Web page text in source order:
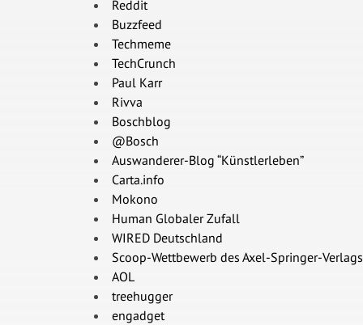
Reddit
Buzzfeed
Techmeme
TechCrunch
Paul Karr
Rivva
Boschblog
@Bosch
Auswanderer-Blog “Künstlerleben”
Carta.info
Mokono
Human Globaler Zufall
WIRED Deutschland
Scoop-Wettbewerb des Axel-Springer-Verlags
AOL
treehugger
engadget